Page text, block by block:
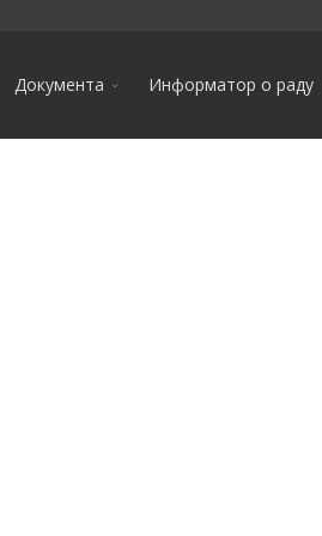
Документа Информатор о раду